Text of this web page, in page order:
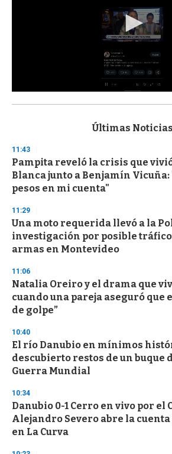
s
d
s
o
f
3
s
e
c
o
n
s
Últimas Noticias
11:43
Pampita reveló la crisis que
Blanca junto a Benjamín
pesos en mi cuenta"
11:29
Una moto requerida llevó a la
investigación por posible
armas en Montevideo
11:06
Natalia Oreiro y el drama que
cuando una pareja aseguró que
de golpe”
10:40
El río Danubio en mínimos
descubierto restos de un buque
Guerra Mundial
10:34
Danubio 0-1 Cerro en vivo por el
Alejandro Severo abre la
en La Curva